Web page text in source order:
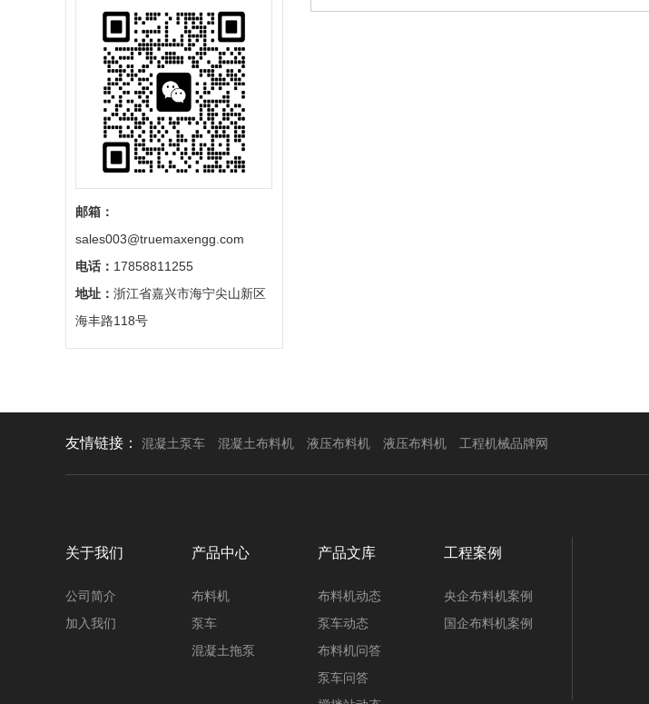
邮箱：
sales003@truemaxengg.com
电话： 17858811255
地址： 浙江省嘉兴市海宁尖山新区
海丰路118号
友情链接： 混凝土泵车 混凝土布料机 液压布料机 液压布料机 工程机械品牌网
关于我们
公司简介
加入我们
产品中心
布料机
泵车
混凝土拖泵
产品文库
布料机动态
泵车动态
布料机问答
泵车问答
工程案例
央企布料机案例
国企布料机案例